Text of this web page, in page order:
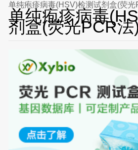
单纯疱疹病毒(HSV)检测试剂盒(荧光
单纯疱疹病毒
剂盒(荧光PCR法